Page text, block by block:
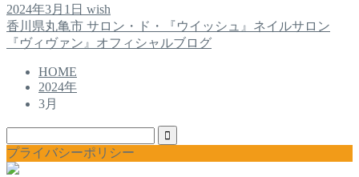
2024年3月1日 wish
香川県丸亀市 サロン・ド・『ウイッシュ』ネイルサロン
『ヴィヴァン』オフィシャルブログ
HOME
2024年
3月
プライバシーポリシー